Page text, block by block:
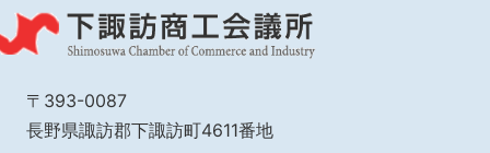
〒393-0087
長野県諏訪郡下諏訪町4611番地